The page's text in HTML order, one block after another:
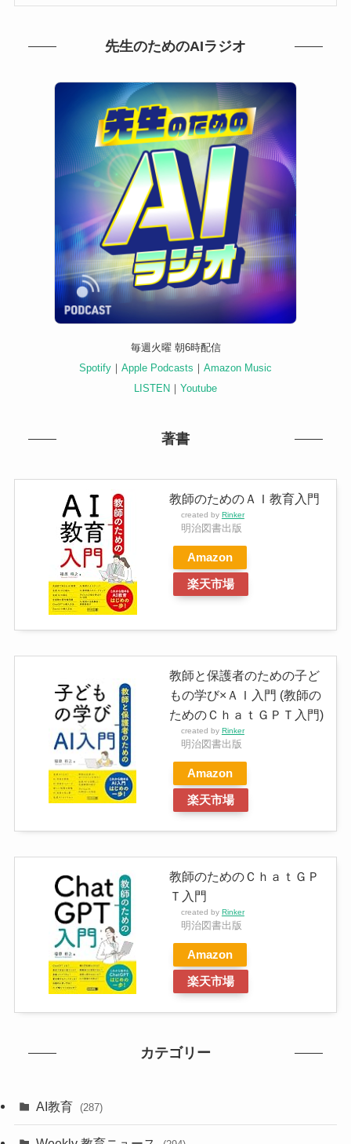
先生のためのAIラジオ
毎週火曜 朝6時配信
Spotify ｜ Apple Podcasts ｜ Amazon Music
LISTEN ｜ Youtube
著書
教師のためのＡＩ教育入門
created by Rinker
明治図書出版
Amazon
楽天市場
教師と保護者のための子ど
もの学び×ＡＩ入門 (教師の
ためのＣｈａｔＧＰＴ入門)
created by Rinker
明治図書出版
Amazon
楽天市場
教師のためのＣｈａｔＧＰ
Ｔ入門
created by Rinker
明治図書出版
Amazon
楽天市場
カテゴリー
AI教育 (287)